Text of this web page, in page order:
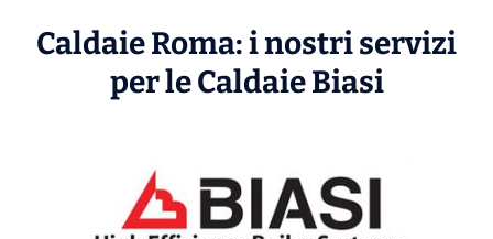
Caldaie Roma: i nostri servizi
per le CaldaieBiasi